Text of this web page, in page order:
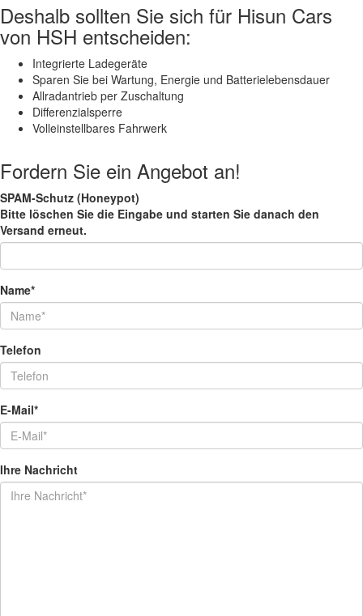
Deshalb sollten Sie sich für Hisun Cars
von HSH entscheiden:
Integrierte Ladegeräte
Sparen Sie bei Wartung, Energie und Batterielebensdauer
Allradantrieb per Zuschaltung
Differenzialsperre
Volleinstellbares Fahrwerk
Fordern Sie ein Angebot an!
SPAM-Schutz (Honeypot)
Bitte löschen Sie die Eingabe und starten Sie danach den
Versand erneut.
Name*
Telefon
E-Mail*
Ihre Nachricht